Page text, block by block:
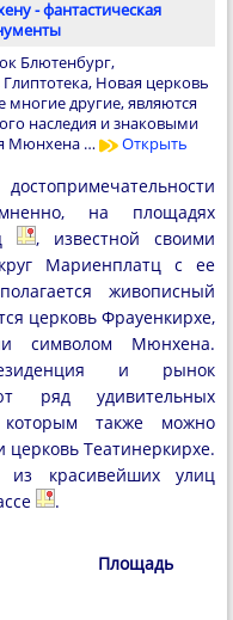
- фантастическая
Блютенбург,
Новая церковь
многие другие, являются
наследия и знаковыми
Мюнхена …
Открыть
на площадях
, известной своими
Мариенплатц с ее
живописный
церковь Фрауенкирхе,
символом Мюнхена.
и рынок
ряд удивительных
которым также можно
церковь Театинеркирхе.
красивейших улиц
.
Площадь